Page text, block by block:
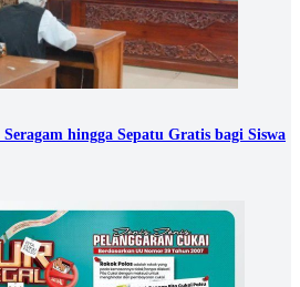
hingga Sepatu Gratis bagi Siswa